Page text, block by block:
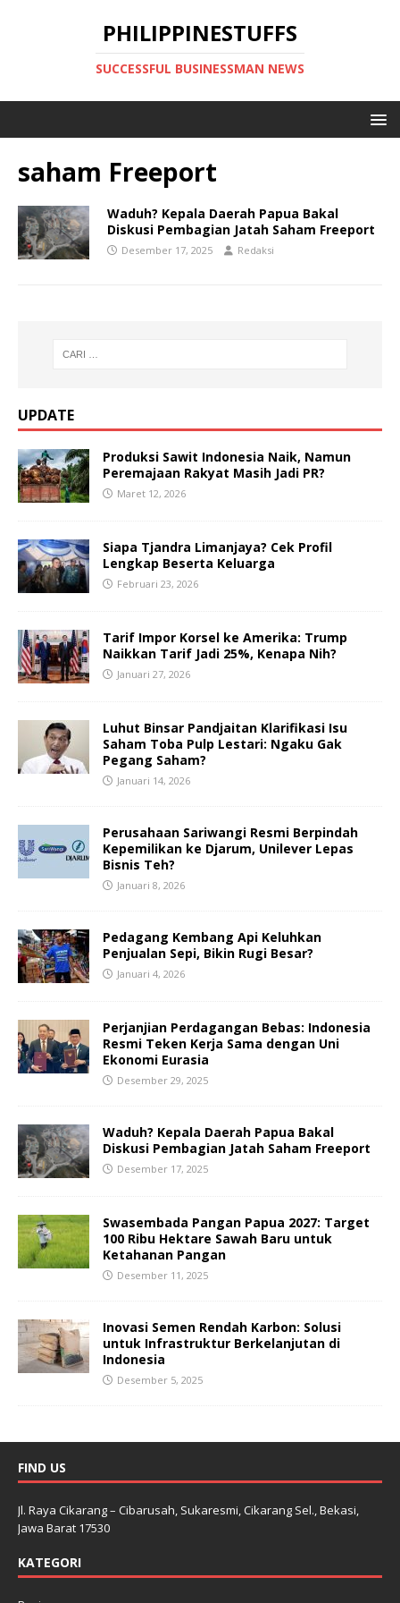
PHILIPPINESTUFFS
SUCCESSFUL BUSINESSMAN NEWS
saham Freeport
Waduh? Kepala Daerah Papua Bakal
Diskusi Pembagian Jatah Saham Freeport
Desember 17, 2025 Redaksi
UPDATE
Produksi Sawit Indonesia Naik, Namun
Peremajaan Rakyat Masih Jadi PR?
Maret 12, 2026
Siapa Tjandra Limanjaya? Cek Profil
Lengkap Beserta Keluarga
Februari 23, 2026
Tarif Impor Korsel ke Amerika: Trump
Naikkan Tarif Jadi 25%, Kenapa Nih?
Januari 27, 2026
Luhut Binsar Pandjaitan Klarifikasi Isu
Saham Toba Pulp Lestari: Ngaku Gak
Pegang Saham?
Januari 14, 2026
Perusahaan Sariwangi Resmi Berpindah
Kepemilikan ke Djarum, Unilever Lepas
Bisnis Teh?
Januari 8, 2026
Pedagang Kembang Api Keluhkan
Penjualan Sepi, Bikin Rugi Besar?
Januari 4, 2026
Perjanjian Perdagangan Bebas: Indonesia
Resmi Teken Kerja Sama dengan Uni
Ekonomi Eurasia
Desember 29, 2025
Waduh? Kepala Daerah Papua Bakal
Diskusi Pembagian Jatah Saham Freeport
Desember 17, 2025
Swasembada Pangan Papua 2027: Target
100 Ribu Hektare Sawah Baru untuk
Ketahanan Pangan
Desember 11, 2025
Inovasi Semen Rendah Karbon: Solusi
untuk Infrastruktur Berkelanjutan di
Indonesia
Desember 5, 2025
FIND US
Jl. Raya Cikarang – Cibarusah, Sukaresmi, Cikarang Sel., Bekasi,
Jawa Barat 17530
KATEGORI